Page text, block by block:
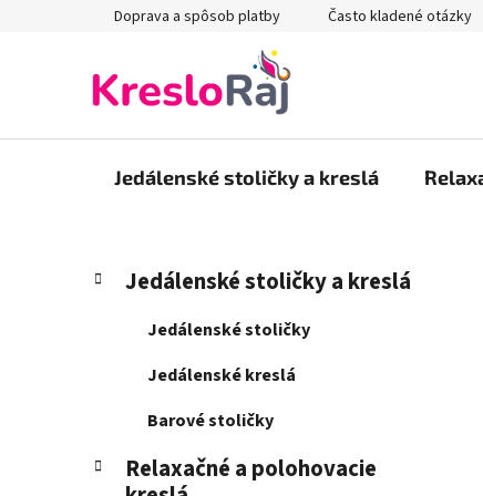
Doprava a spôsob platby Často kladené otázky
Jedálenské stoličky a kreslá
B
n
Preskočiť
kategórie
K
a
e
Jedálenské stoličky a kreslá
Jedálenské stoličky
Jedálenské kreslá
Barové stoličky
Relaxačné a polohovacie